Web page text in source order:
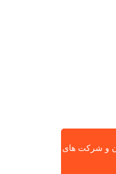
و شرکت های